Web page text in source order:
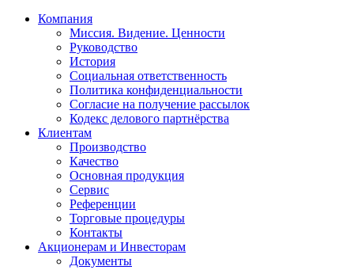
Компания
Миссия. Видение. Ценности
Руководство
История
Социальная ответственность
Политика конфиденциальности
Согласие на получение рассылок
Кодекс делового партнёрства
Клиентам
Производство
Качество
Основная продукция
Сервис
Референции
Торговые процедуры
Контакты
Акционерам и Инвесторам
Документы